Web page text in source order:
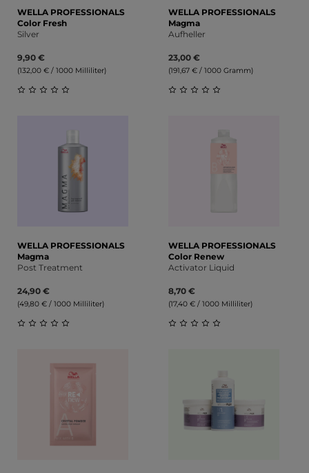
WELLA PROFESSIONALS
Color Fresh
Silver
9,90 €
(132,00 € / 1000 Milliliter)
WELLA PROFESSIONALS
Magma
Aufheller
23,00 €
(191,67 € / 1000 Gramm)
WELLA PROFESSIONALS
Magma
Post Treatment
24,90 €
(49,80 € / 1000 Milliliter)
WELLA PROFESSIONALS
Color Renew
Activator Liquid
8,70 €
(17,40 € / 1000 Milliliter)